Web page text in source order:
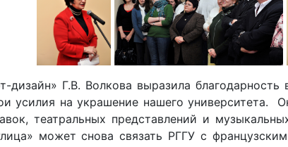
дизайн» Г.В. Волкова выразила
усилия на украшение нашего
театральных представлений и
может снова связать РГГУ с